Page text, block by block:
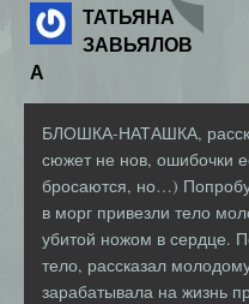
ТАТЬЯНА
ЗАВЬЯЛОВ
А
БЛОШКА-НАТАШКА,
сюжет не нов, ошибочки
бросаются, но…)
в морг привезли тело
убитой ножом в сердце.
тело, рассказал
зарабатывала на жизнь